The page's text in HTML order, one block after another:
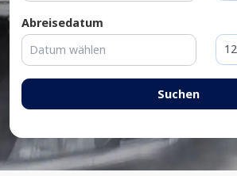
Abreisedatum
Suchen